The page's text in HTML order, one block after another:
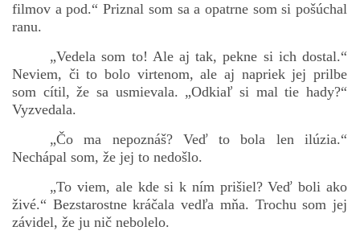
filmov a pod.“ Priznal som sa a opatrne som si pošúchal
ranu.
„Vedela som to! Ale aj tak, pekne si ich dostal.“
Neviem, či to bolo virtenom, ale aj napriek jej prilbe
som cítil, že sa usmievala. „Odkiaľ si mal tie hady?“
Vyzvedala.
„Čo ma nepoznáš? Veď to bola len ilúzia.“
Nechápal som, že jej to nedošlo.
„To viem, ale kde si k ním prišiel? Veď boli ako
živé.“ Bezstarostne kráčala vedľa mňa. Trochu som jej
závidel, že ju nič nebolelo.